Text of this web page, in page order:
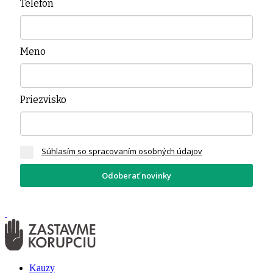
Telefón
Meno
Priezvisko
Súhlasím so spracovaním osobných údajov
Odoberať novinky
Kauzy